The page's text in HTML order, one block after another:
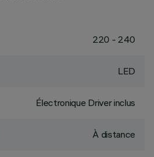
220 - 240
LED
Électronique Driver inclus
À distance